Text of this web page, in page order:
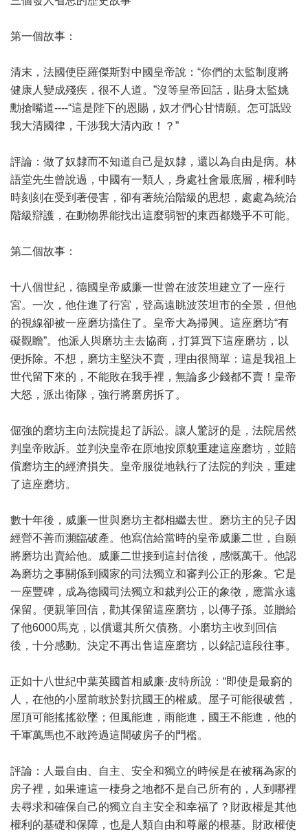
第一個故事：
清末，法國使臣羅傑斯對中國皇帝說：“你們的太監制度將
健康人變成殘疾，很不人道。”沒等皇帝回話，貼身太監姚
勳搶嘴道----“這是陛下的恩賜，奴才們心甘情願。怎可詆毀
我大清國律，干涉我大清內政！？”
評論：做了奴隸而不知道自己是奴隸，還以為自由是病。林
語堂先生曾說過，中國有一類人，身處社會最底層，權利時
時刻刻在受到著侵害，卻有著統治階級的思想，處處為統治
階級辯護，在動物界能找出這麼弱智的東西都幾乎不可能。
第二個故事：
十八個世紀，德國皇帝威廉一世曾在波茨坦建立了一座行
宮。一次，他住進了行宮，登高遠眺波茨坦市的全景，但他
的視線卻被一座磨坊擋住了。皇帝大為掃興。這座磨坊“有
礙觀瞻”。他派人與磨坊主去協商，打算買下這座磨坊，以
便拆除。不想，磨坊主堅決不賣，理由很簡單：這是我祖上
世代留下來的，不能敗在我手裡，無論多少錢都不賣！皇帝
大怒，派出衛隊，強行將磨房拆了。
倔強的磨坊主向法院提起了訴訟。讓人驚訝的是，法院居然
判皇帝敗訴。並判決皇帝在原地按原貌重建這座磨坊，並賠
償磨坊主的經濟損失。皇帝服從地執行了法院的判決，重建
了這座磨坊。
數十年後，威廉一世與磨坊主都相繼去世。磨坊主的兒子因
經營不善而瀕臨破產。他寫信給當時的皇帝威廉二世，自願
將磨坊出賣給他。威廉二世接到這封信後，感慨萬千。他認
為磨坊之事關係到國家的司法獨立和審判公正的形象。它是
一座豐碑，成為德國司法獨立和裁判公正的象徵，應當永遠
保留。便親筆回信，勸其保留這座磨坊，以傳子孫。並贈給
了他6000馬克，以償還其所欠債務。小磨坊主收到回信
後，十分感動。決定不再出售這座磨坊，以銘記這段往事。
正如十八世紀中葉英國首相威廉·皮特所說：“即使是最窮的
人，在他的小屋前敢於對抗國王的權威。屋子可能很破舊，
屋頂可能搖搖欲墜；但風能進，雨能進，國王不能進，他的
千軍萬馬也不敢跨過這間破房子的門檻。
評論：人最自由、自主、安全和獨立的時候是在被稱為家的
房子裡，如果連這一棲身之地都不是自己所有的，人到哪裡
去尋求和確保自己的獨立自主安全和幸福了？財政權是其他
權利的基礎和保障，也是人類自由和尊嚴的根基。財政權使